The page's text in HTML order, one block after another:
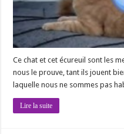
Ce chat et cet écureuil sont les
nous le prouve, tant ils jouent
laquelle nous ne sommes pas
Lire la suite